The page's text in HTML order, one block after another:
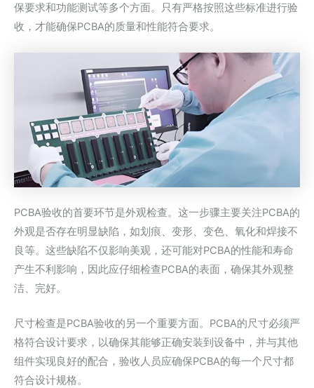
保要求和功能测试等多个方面。只有严格按照这些标准进行验
收，才能确保PCBA的质量和性能符合要求。
PCBA验收的首要环节是外观检查。这一步骤主要关注PCBA的
外观是否存在明显缺陷，如划痕、变形、变色、氧化和焊接不
良等。这些缺陷不仅影响美观，还可能对PCBA的性能和寿命
产生不利影响，因此应仔细检查PCBA的表面，确保其外观整
洁、完好。
尺寸检查是PCBA验收的另一个重要方面。PCBA的尺寸必须严
格符合设计要求，以确保其能够正确安装到设备中，并与其他
组件实现良好的配合，验收人员应确保PCBA的每一个尺寸都
符合设计规格。